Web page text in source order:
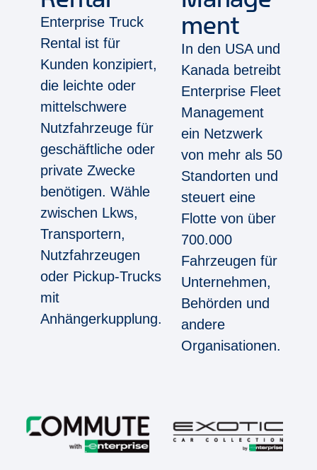
Enterprise Truck
Rental ist für
Kunden konzipiert,
die leichte oder
mittelschwere
Nutzfahrzeuge für
geschäftliche oder
private Zwecke
benötigen. Wähle
zwischen Lkws,
Transportern,
Nutzfahrzeugen
oder Pickup-Trucks
mit
Anhängerkupplung.
ment
In den USA und
Kanada betreibt
Enterprise Fleet
Management
ein Netzwerk
von mehr als 50
Standorten und
steuert eine
Flotte von über
700.000
Fahrzeugen für
Unternehmen,
Behörden und
andere
Organisationen.